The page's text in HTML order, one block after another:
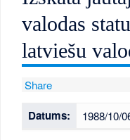
valodas
latviešu
Share
Datums: 1988/10/